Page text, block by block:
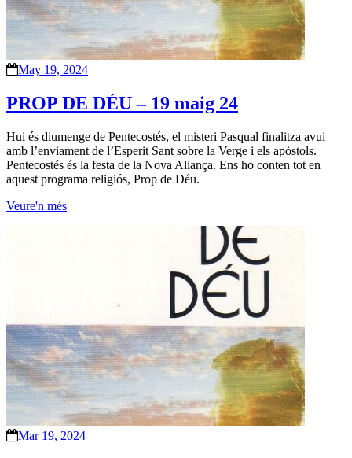
May 19, 2024
PROP DE DÉU – 19 maig 24
Hui és diumenge de Pentecostés, el misteri Pasqual finalitza avui
amb l’enviament de l’Esperit Sant sobre la Verge i els apòstols.
Pentecostés és la festa de la Nova Aliança. Ens ho conten tot en
aquest programa religiós, Prop de Déu.
Veure'n més
Mar 19, 2024